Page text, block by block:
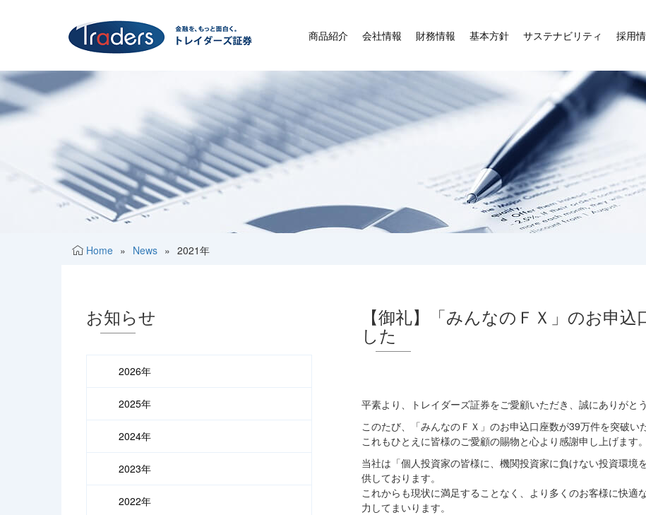
商品紹介 会社情報 財務情報 基本方針 サステナビリティ 採用
Home » News » 2021年
【御礼】「みんなのＦＸ」のお申
した
平素より、トレイダーズ証券をご愛顧いただき、誠にありがと
このたび、「みんなのＦＸ」のお申込口座数が39万件を突破い
これもひとえに皆様のご愛顧の賜物と心より感謝申し上げます。
当社は「個人投資家の皆様に、機関投資家に負けない投資環境
供しております。
これからも現状に満足することなく、より多くのお客様に快
力してまいります。
お知らせ
2026年
2025年
2024年
2023年
2022年